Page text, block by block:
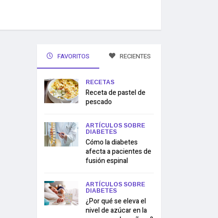
FAVORITOS RECIENTES
RECETAS
Receta de pastel de
pescado
ARTÍCULOS SOBRE
DIABETES
Cómo la diabetes
afecta a pacientes de
fusión espinal
ARTÍCULOS SOBRE
DIABETES
¿Por qué se eleva el
nivel de azúcar en la